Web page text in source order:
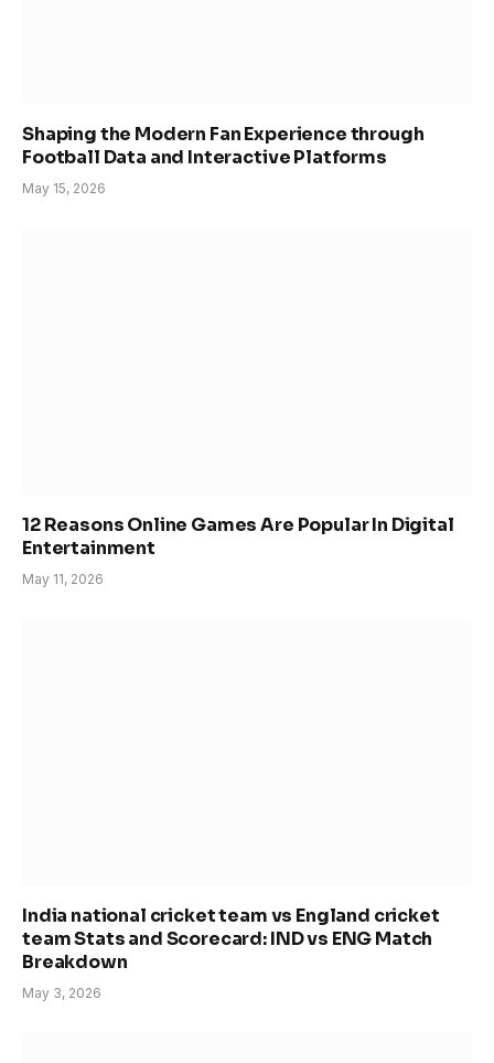
Shaping the Modern Fan Experience through
Football Data and Interactive Platforms
May 15, 2026
12 Reasons Online Games Are Popular In Digital
Entertainment
May 11, 2026
India national cricket team vs England cricket
team Stats and Scorecard: IND vs ENG Match
Breakdown
May 3, 2026